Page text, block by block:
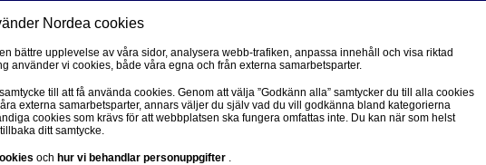
LOGGA IN
FÖRETAG
Ditt liv Våra tjänster
Nordea cookies
bättre upplevelse av våra sidor, analysera webb-trafiken, anpassa innehåll och visa riktad
använder vi cookies, både våra egna och från externa samarbetsparter.
till att få använda cookies. Genom att välja ”Godkänn alla” samtycker du till alla cookies
externa samarbetsparter, annars väljer du själv vad du vill godkänna bland kategorierna
cookies som krävs för att webbplatsen ska fungera omfattas inte. Du kan när som helst
ditt samtycke.
och hur vi behandlar personuppgifter .